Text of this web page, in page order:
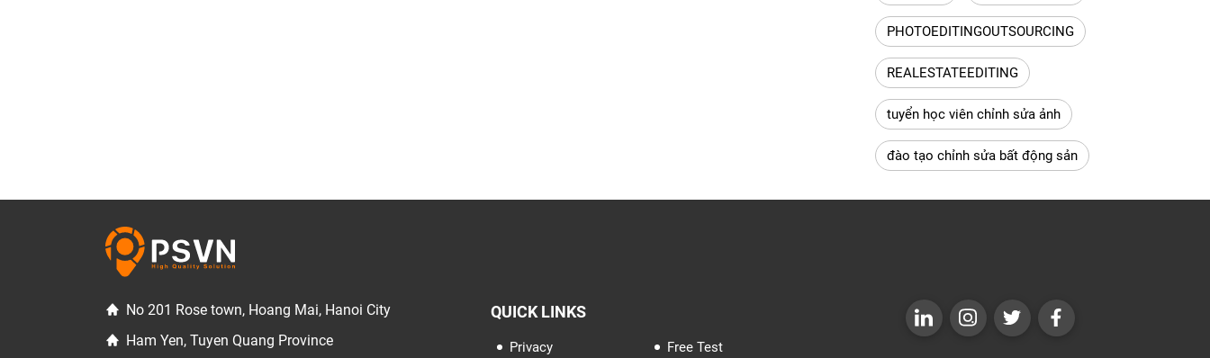
PHOTOEDITINGOUTSOURCING
REALESTATEEDITING
tuyển học viên chỉnh sửa ảnh
đào tạo chỉnh sửa bất động sản
No 201 Rose town, Hoang Mai, Hanoi City
Ham Yen, Tuyen Quang Province
QUICK LINKS
Privacy Free Test